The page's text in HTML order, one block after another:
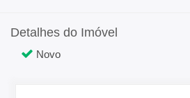
Detalhes do Imóvel
Novo